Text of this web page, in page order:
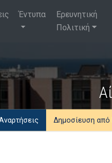
Έντυπα
Ερευνητική
Πολιτική
Δημοσίευση από